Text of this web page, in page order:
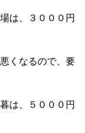
は、３０００円
くなるので、要
は、５０００円